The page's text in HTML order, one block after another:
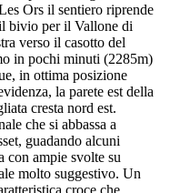
Ors il sentiero riprende
bivio per il Vallone di
verso il casotto del
in pochi minuti (2285m)
in ottima posizione
la parete est della
cresta nord est.
che si abbassa a
guadando alcuni
con ampie svolte su
molto suggestivo. Un
croce che